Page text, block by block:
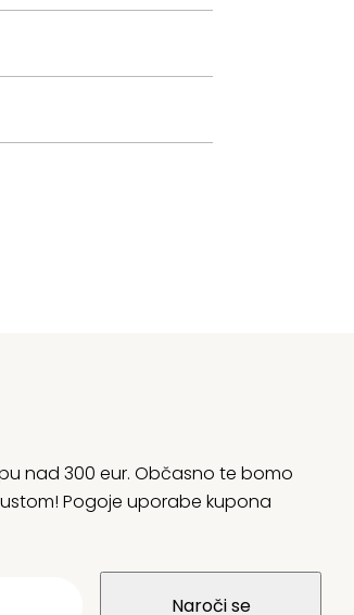
nad 300 eur. Občasno te bomo
Pogoje uporabe kupona